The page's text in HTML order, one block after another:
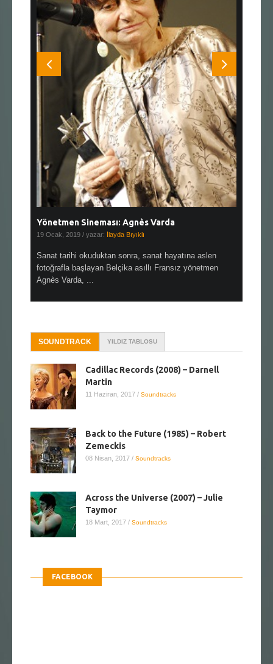
Yönetmen Sineması: Agnès Varda
19 Ocak, 2019 / yazar: İlayda Bıyıklı
Sanat tarihi okuduktan sonra, sanat hayatına aslen
fotoğrafla başlayan Belçika asıllı Fransız yönetmen
Agnès Varda, ...
SOUNDTRACK YILDIZ TABLOSU
Cadillac Records (2008) – Darnell
Martin
11 Haziran, 2017 / Soundtracks
Back to the Future (1985) – Robert
Zemeckis
08 Nisan, 2017 / Soundtracks
Across the Universe (2007) – Julie
Taymor
18 Mart, 2017 / Soundtracks
FACEBOOK